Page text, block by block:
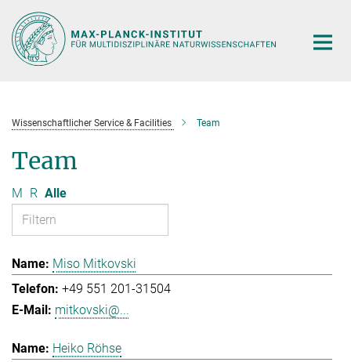
Hauptinhalt
Wissenschaftlicher Service & Facilities Team
Team
M R Alle
Miso Mitkovski
+49 551 201-31504
mitkovski@...
Heiko Röhse